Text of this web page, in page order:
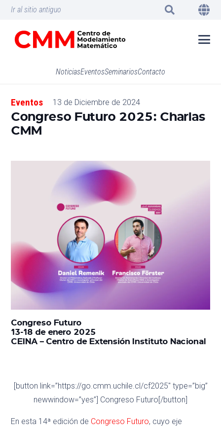
Ir al sitio antiguo
NoticiasEventosSeminariosContacto
Eventos 13 de Diciembre de 2024
Congreso Futuro 2025: Charlas
CMM
Congreso Futuro
13-18 de enero 2025
CEINA – Centro de Extensión Instituto Nacional
[button link=”https://go.cmm.uchile.cl/cf2025″ type=”big”
newwindow=”yes”] Congreso Futuro[/button]
En esta 14ª edición de Congreso Futuro, cuyo eje